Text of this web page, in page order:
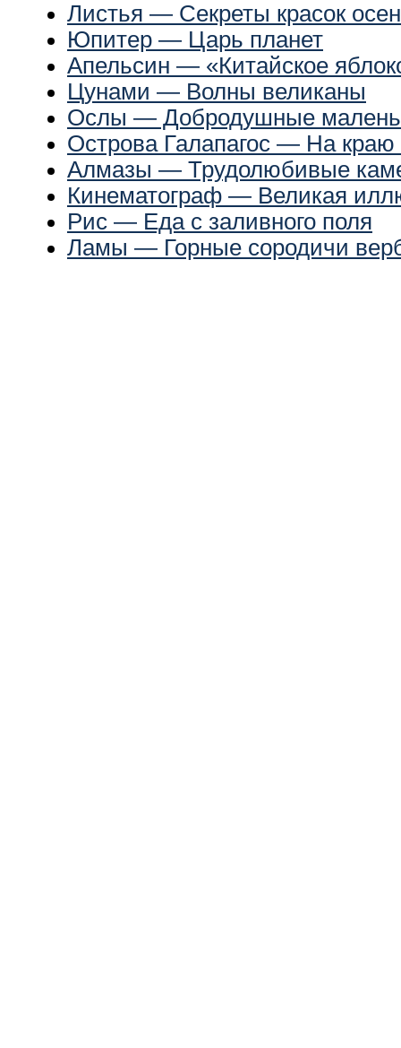
Листья — Секреты красок
Юпитер — Царь планет
Апельсин — «Китайское
Цунами — Волны великаны
Ослы — Добродушные
Острова Галапагос — На краю
Алмазы — Трудолюбивые
Кинематограф — Великая
Рис — Еда с заливного поля
Ламы — Горные сородичи